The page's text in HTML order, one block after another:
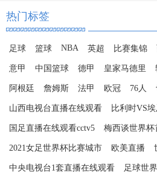
热门标签
足球 篮球 NBA 英超 比赛集锦
意甲 中国篮球 德甲 皇家马德里
阿根廷 詹姆斯 法甲 欧冠 76人
山西电视台直播在线观看 比利时VS
国足直播在线观看cctv5 梅西谈世界
2021女足世界杯比赛城市 欧美直播
中央电视台1套直播在线观看 足球世